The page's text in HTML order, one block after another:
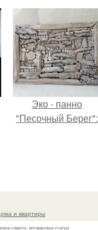
Эко - панно
"Песочный Берег":
и квартиры
советы, интересные статьи